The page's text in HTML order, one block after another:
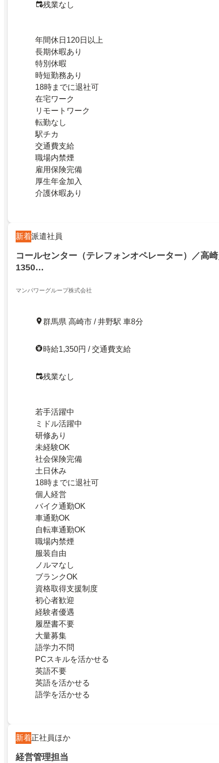
残業なし
年間休日120日以上
長期休暇あり
特別休暇
時短勤務あり
18時までに退社可
在宅ワーク
リモートワーク
転勤なし
駅チカ
交通費支給
職場内禁煙
雇用保険完備
厚生年金加入
介護休暇あり
新着派遣社員
コールセンター（テレフォンオペレーター）／高
1350…
マンパワーグループ株式会社
群馬県 高崎市 / 井野駅 車8分
時給1,350円 / 交通費支給
残業なし
若手活躍中
ミドル活躍中
研修あり
未経験OK
社会保険完備
土日休み
18時までに退社可
個人経営
バイク通勤OK
車通勤OK
自転車通勤OK
職場内禁煙
服装自由
ノルマなし
ブランクOK
資格取得支援制度
初心者歓迎
経験者優遇
履歴書不要
大量募集
語学力不問
PCスキルを活かせる
英語不要
英語を活かせる
語学を活かせる
新着正社員ほか
経営管理担当